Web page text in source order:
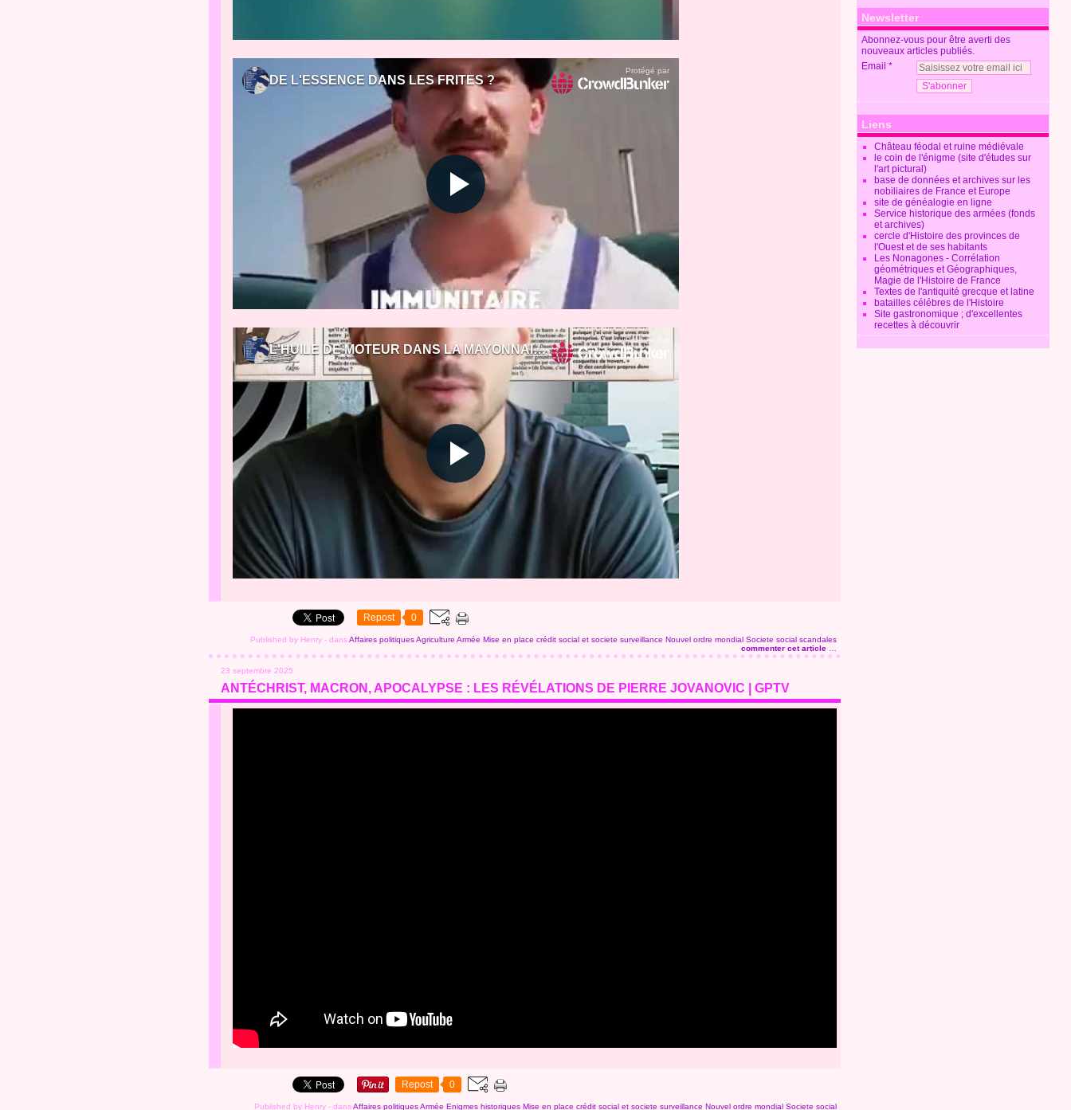
Repost 0
Published by Henry - dansAffaires politiquesAgriculture Armée Mise en place crédit social et societe surveillance Nouvel ordre mondial Societe social scandales
commenter cet article
23 septembre 2025
ANTÉCHRIST, MACRON, APOCALYPSE : LES RÉVÉLATIONS DE PIERRE JOVANOVIC | GPTV
Repost 0
Published by Henry - dansAffaires politiquesArmée Enigmes historiques Mise en place crédit social et societe surveillance Nouvel ordre mondial Societe social
Newsletter
Abonnez-vous pour être averti des
nouveaux articles publiés.
Email
Liens
Château féodal et ruine médiévale
le coin de l'énigme (site d'études sur
l'art pictural)
base de données et archives sur les
nobiliaires de France et Europe
site de généalogie en ligne
Service historique des armées (fonds
et archives)
cercle d'Histoire des provinces de
l'Ouest et de ses habitants
Les Nonagones - Corrélation
géométriques et Géographiques,
Magie de l'Histoire de France
Textes de l'antiquité grecque et latine
batailles célébres de l'Histoire
Site gastronomique ; d'excellentes
recettes à découvrir